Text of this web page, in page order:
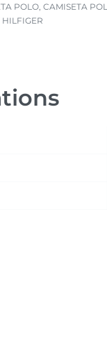
POLO, CAMISETA